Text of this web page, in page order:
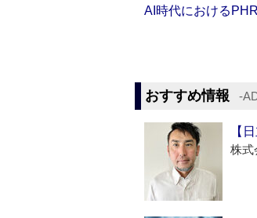
AI時代における
おすすめ情報
【
株式